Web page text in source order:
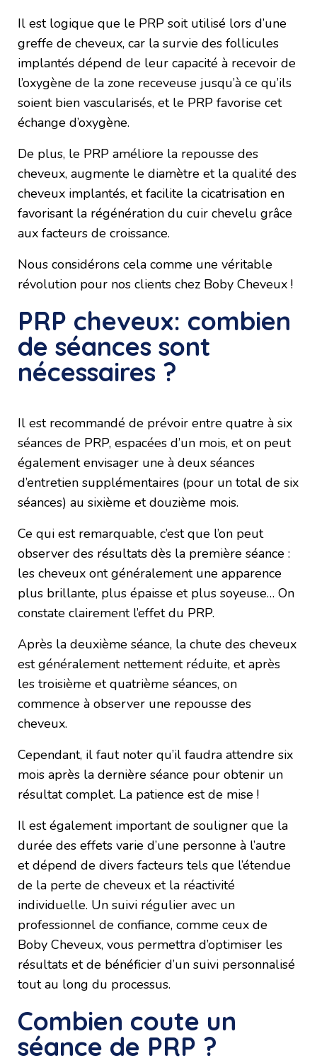
Il est logique que le PRP soit utilisé lors d’une
greffe de cheveux, car la survie des follicules
implantés dépend de leur capacité à recevoir de
l’oxygène de la zone receveuse jusqu’à ce qu’ils
soient bien vascularisés, et le PRP favorise cet
échange d’oxygène.
De plus, le PRP améliore la repousse des
cheveux, augmente le diamètre et la qualité des
cheveux implantés, et facilite la cicatrisation en
favorisant la régénération du cuir chevelu grâce
aux facteurs de croissance.
Nous considérons cela comme une véritable
révolution pour nos clients chez Boby Cheveux !
PRP cheveux: combien
de séances sont
nécessaires ?
Il est recommandé de prévoir entre quatre à six
séances de PRP, espacées d’un mois, et on peut
également envisager une à deux séances
d’entretien supplémentaires (pour un total de six
séances) au sixième et douzième mois.
Ce qui est remarquable, c’est que l’on peut
observer des résultats dès la première séance :
les cheveux ont généralement une apparence
plus brillante, plus épaisse et plus soyeuse… On
constate clairement l’effet du PRP.
Après la deuxième séance, la chute des cheveux
est généralement nettement réduite, et après
les troisième et quatrième séances, on
commence à observer une repousse des
cheveux.
Cependant, il faut noter qu’il faudra attendre six
mois après la dernière séance pour obtenir un
résultat complet. La patience est de mise !
Il est également important de souligner que la
durée des effets varie d’une personne à l’autre
et dépend de divers facteurs tels que l’étendue
de la perte de cheveux et la réactivité
individuelle. Un suivi régulier avec un
professionnel de confiance, comme ceux de
Boby Cheveux, vous permettra d’optimiser les
résultats et de bénéficier d’un suivi personnalisé
tout au long du processus.
Combien coute un
séance de PRP ?